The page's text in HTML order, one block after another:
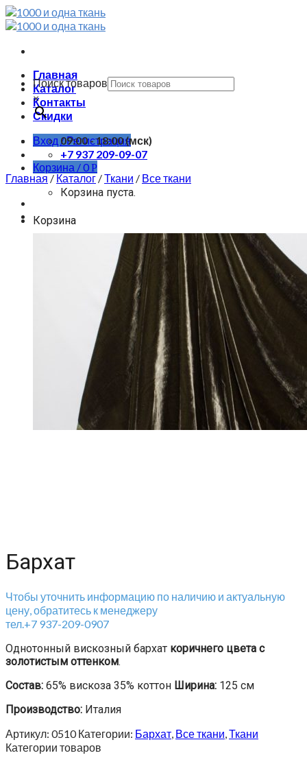
Skip
to
Главная
Каталог
Контакты
Скидки
Вход / Регистрация
Корзина /0Р
Корзина пуста.
Корзина
Поиск товаров
×
09:00 - 18:00 (мск)
+7 937 209-09-07
Главная/Каталог /Ткани / Все ткани
Бархат
Чтобы уточнить информацию по наличию и актуальную
цену, обратитесь к менеджеру
тел.+7 937-209-0907
Однотонный вискозный бархат коричнего цвета с
золотистым оттенком.
Состав: 65% вискоза 35% коттон Ширина: 125 см
Производство: Италия
Артикул: 0510 Категории: Бархат, Все ткани,Ткани
Категории товаров